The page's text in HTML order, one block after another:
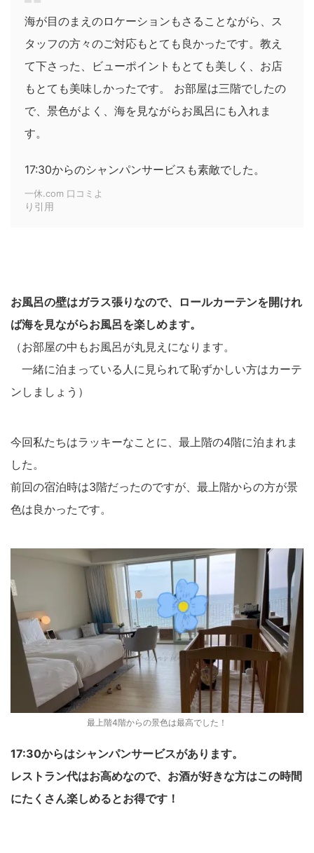
海が目のまえのロケーションもさることながら、ス
タッフの方々のご対応もとても良かったです。教え
て下さった、ビューポイントもとても美しく、お店
もとても美味しかったです。 お部屋は三階でしたの
で、景色がよく、海を見ながらお風呂にも入れま
す。
17:30からのシャンパンサービスも素敵でした。
一休.com 口コミよ
り引用
お風呂の壁はガラス張りなので、ロールカーテンを開けれ
ば海を見ながらお風呂を楽しめます。
（お部屋の中もお風呂が丸見えになります。
一緒に泊まっている人に見られて恥ずかしい方はカーテ
ンしましょう）
今回私たちはラッキーなことに、最上階の4階に泊まれま
した。
前回の宿泊時は3階だったのですが、最上階からの方が景
色は良かったです。
最上階4階からの景色は最高でした！
17:30からはシャンパンサービスがあります。
レストラン代はお高めなので、お酒が好きな方はこの時間
にたくさん楽しめるとお得です！